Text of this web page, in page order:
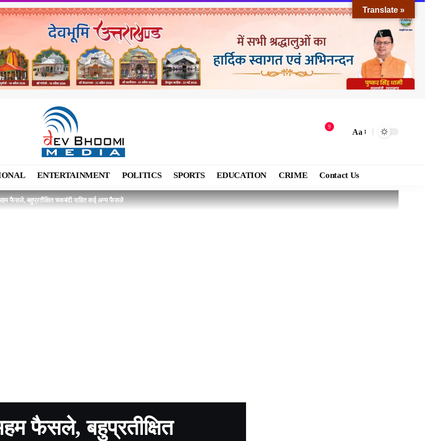
9
Aa
ENTERTAINMENT POLITICS SPORTS EDUCATION CRIME Contact Us
फैसले, बहुप्रतीक्षित चकबंदी सहित कई अन्य फैसले
फैसले, बहुप्रतीक्षित
Translate »